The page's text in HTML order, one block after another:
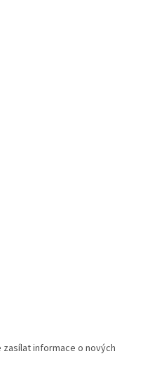
zasílat informace o nových